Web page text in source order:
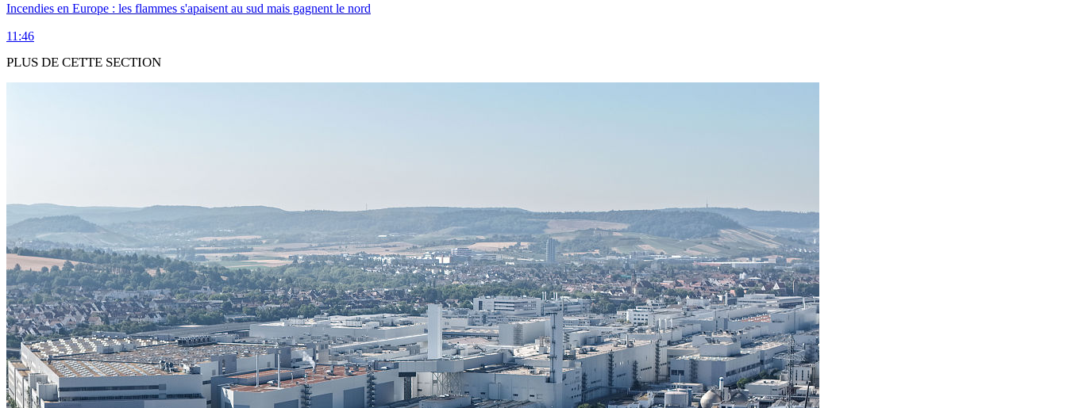
Incendies en Europe : les flammes s'apaisent au sud mais gagnent le nord
11:46
PLUS DE CETTE SECTION